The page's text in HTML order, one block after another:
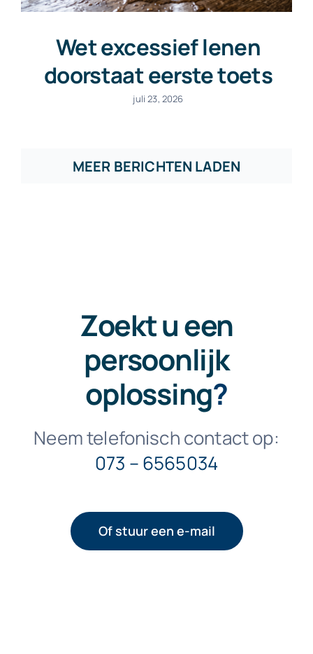
Wet excessief lenen
doorstaat eerste toets
juli 23, 2026
MEER BERICHTEN LADEN
Zoekt u een
persoonlijk
oplossing?
Neem telefonisch contact op:
073 – 6565034
Of stuur een e-mail